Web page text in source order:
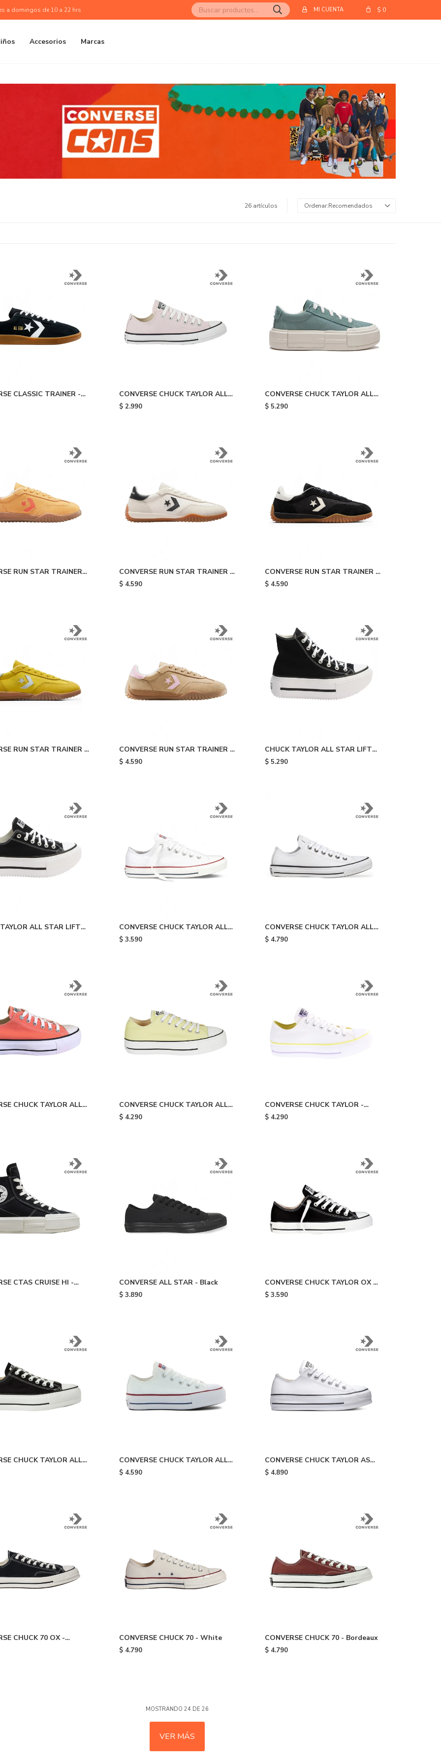
Accesorios Marcas
$ 0
a domingos de 10 a 22 hrs
26 artículos Recomendados
CLASSIC TRAINER -
CONVERSE CHUCK TAYLOR ALL
STAR - Green
$ 2.990
CONVERSE CHUCK TAYLOR ALL
STAR CRUISE - Light Blue/white
$ 5.290
RUN STAR TRAINER
Yellow
CONVERSE RUN STAR TRAINER -
White
$ 4.590
CONVERSE RUN STAR TRAINER -
Black
$ 4.590
RUN STAR TRAINER -
CONVERSE RUN STAR TRAINER -
Beige
$ 4.590
CHUCK TAYLOR ALL STAR LIFT
DOUBLE STACK - Black/white
$ 5.290
ALL STAR LIFT
STACK - Black/white
CONVERSE CHUCK TAYLOR ALL
STAR - White
$ 3.590
CONVERSE CHUCK TAYLOR ALL
STAR LEATHER - White
$ 4.790
CHUCK TAYLOR ALL
- Orange
CONVERSE CHUCK TAYLOR ALL
STAR LIFT - Yellow
$ 4.290
CONVERSE CHUCK TAYLOR -
White/yellow
$ 4.290
CTAS CRUISE HI -
CONVERSE ALL STAR - Black
$ 3.890
CONVERSE CHUCK TAYLOR OX -
Black
$ 3.590
CHUCK TAYLOR ALL
- Black
CONVERSE CHUCK TAYLOR ALL
STAR PLATAFORMA - White
$ 4.590
CONVERSE CHUCK TAYLOR AS
LIFT OX - White
$ 4.890
CHUCK 70 OX -
CONVERSE CHUCK 70 - White
$ 4.790
CONVERSE CHUCK 70 - Bordeaux
$ 4.790
MOSTRANDO 24 DE 26
VER MÁS